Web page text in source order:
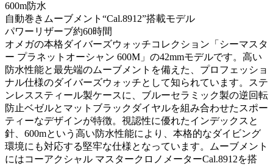
600m防水
自動巻きムーブメント“Cal.8912”搭載モデル
パワーリザーブ約60時間
オメガの本格ダイバーズウォッチコレクション「シーマスタ
ー プラネットオーシャン 600M」の42mmモデルです。高い
防水性能と最先端のムーブメントを備えた、プロフェッショ
ナル仕様のダイバーズウォッチとして知られています。ステ
ンレススティール製ケースに、ブルーセラミック製の逆回転
防止ベゼルとマットブラックダイヤルを組み合わせたスポー
ティーなデザインが特徴。視認性に優れたインデックスと
針、600mという高い防水性能により、本格的なダイビング
環境にも対応する堅牢な仕様となっています。ムーブメント
にはコーアクシャル マスタークロノメーターCal.8912を搭